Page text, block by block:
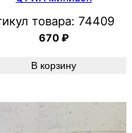
товара: 74409
670₽
В корзину